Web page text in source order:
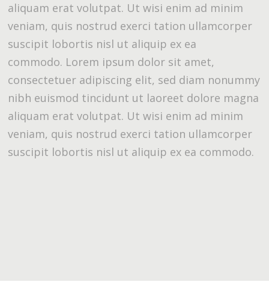
aliquam erat volutpat. Ut wisi enim ad minim
veniam, quis nostrud exerci tation ullamcorper
suscipit lobortis nisl ut aliquip ex ea
commodo. Lorem ipsum dolor sit amet,
consectetuer adipiscing elit, sed diam nonummy
nibh euismod tincidunt ut laoreet dolore magna
aliquam erat volutpat. Ut wisi enim ad minim
veniam, quis nostrud exerci tation ullamcorper
suscipit lobortis nisl ut aliquip ex ea commodo.